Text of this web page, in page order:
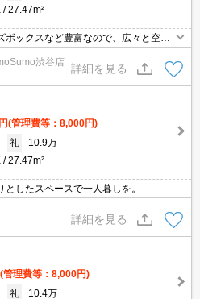
27.47m²
ボックスなど豊富なので、広々と空間
ているので安心して暮らせます。室内
機などが揃っているので、快適に過ご
渋谷店
詳細を見る
(管理費等：8,000円)
礼
10.9万
27.47m²
したスペースで一人暮しを。
詳細を見る
(管理費等：8,000円)
礼
10.4万